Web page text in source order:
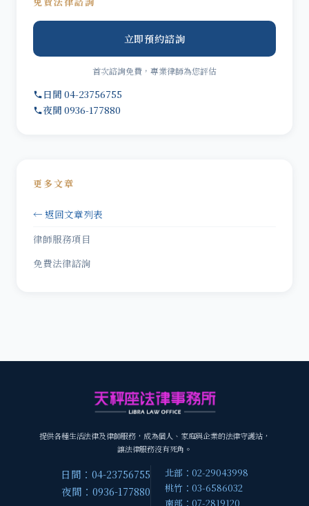
立即預約諮詢
首次諮詢免費，專業律師為您評估
日間 04-23756755
夜間 0936-177880
更多文章
← 返回文章列表
律師服務項目
免費法律諮詢
提供各種生活法律及律師服務，成為個人、家庭與企業的法律守護站，
讓法律服務沒有死角。
日間：04-23756755
夜間：0936-177880
北部：02-29043998
桃竹：03-6586032
南部：07-2819120